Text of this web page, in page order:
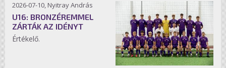
2026-07-10, Nyitray András
U16: BRONZÉREMMEL
ZÁRTÁK AZ IDÉNYT
Értékelő.